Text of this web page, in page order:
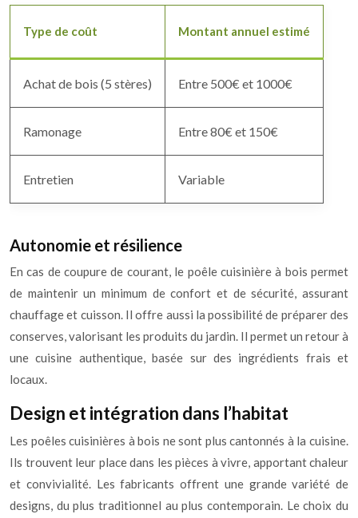
Type de coût Montant annuel estimé
Achat de bois (5 stères) Entre 500€ et 1000€
Ramonage Entre 80€ et 150€
Entretien Variable
Autonomie et résilience
En cas de coupure de courant, le poêle cuisinière à bois permet
de maintenir un minimum de confort et de sécurité, assurant
chauffage et cuisson. Il offre aussi la possibilité de préparer des
conserves, valorisant les produits du jardin. Il permet un retour à
une cuisine authentique, basée sur des ingrédients frais et
locaux.
Design et intégration dans l’habitat
Les poêles cuisinières à bois ne sont plus cantonnés à la cuisine.
Ils trouvent leur place dans les pièces à vivre, apportant chaleur
et convivialité. Les fabricants offrent une grande variété de
designs, du plus traditionnel au plus contemporain. Le choix du